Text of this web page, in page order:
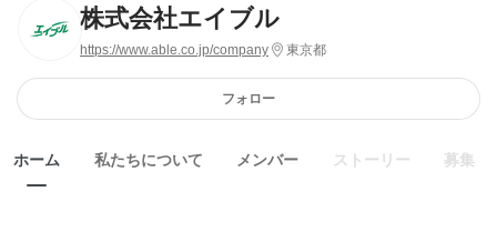
株式会社エイブル
https://www.able.co.jp/company 東京都
フォロー
ホーム 私たちについて メンバー ストーリー 募集